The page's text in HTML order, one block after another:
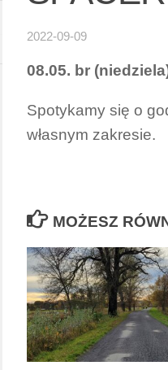
2022-09-09
08.05. br
Spotykamy się o
własnym zakresie.
MOŻESZ